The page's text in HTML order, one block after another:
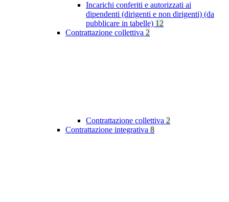
Incarichi conferiti e autorizzati ai
dipendenti (dirigenti e non dirigenti) (da
pubblicare in tabelle) 12
Contrattazione collettiva 2
Contrattazione collettiva 2
Contrattazione integrativa 8